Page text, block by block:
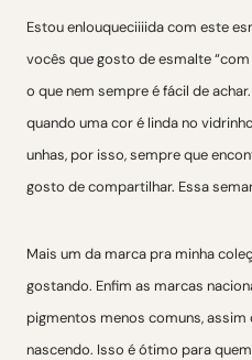
Estou enlouqueciiiida com este
vocês que gosto de esmalte
o que nem sempre é fácil de
quando uma cor é linda no
unhas, por isso, sempre que
gosto de compartilhar. Essa
Mais um da marca pra minha
gostando. Enfim as marcas
pigmentos menos comuns,
nascendo. Isso é ótimo para